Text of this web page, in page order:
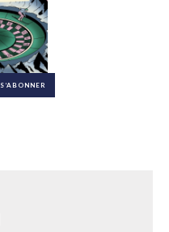
S’ABONNER